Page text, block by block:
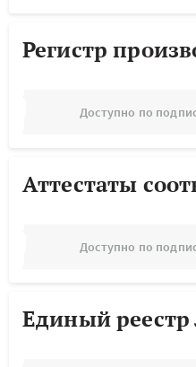
Регистр
Доступно по
Аттестаты
Доступно по
Единый